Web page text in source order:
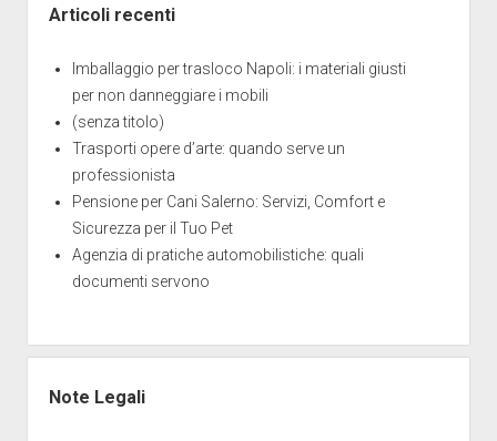
Articoli recenti
Imballaggio per trasloco Napoli: i materiali giusti
per non danneggiare i mobili
(senza titolo)
Trasporti opere d’arte: quando serve un
professionista
Pensione per Cani Salerno: Servizi, Comfort e
Sicurezza per il Tuo Pet
Agenzia di pratiche automobilistiche: quali
documenti servono
Note Legali